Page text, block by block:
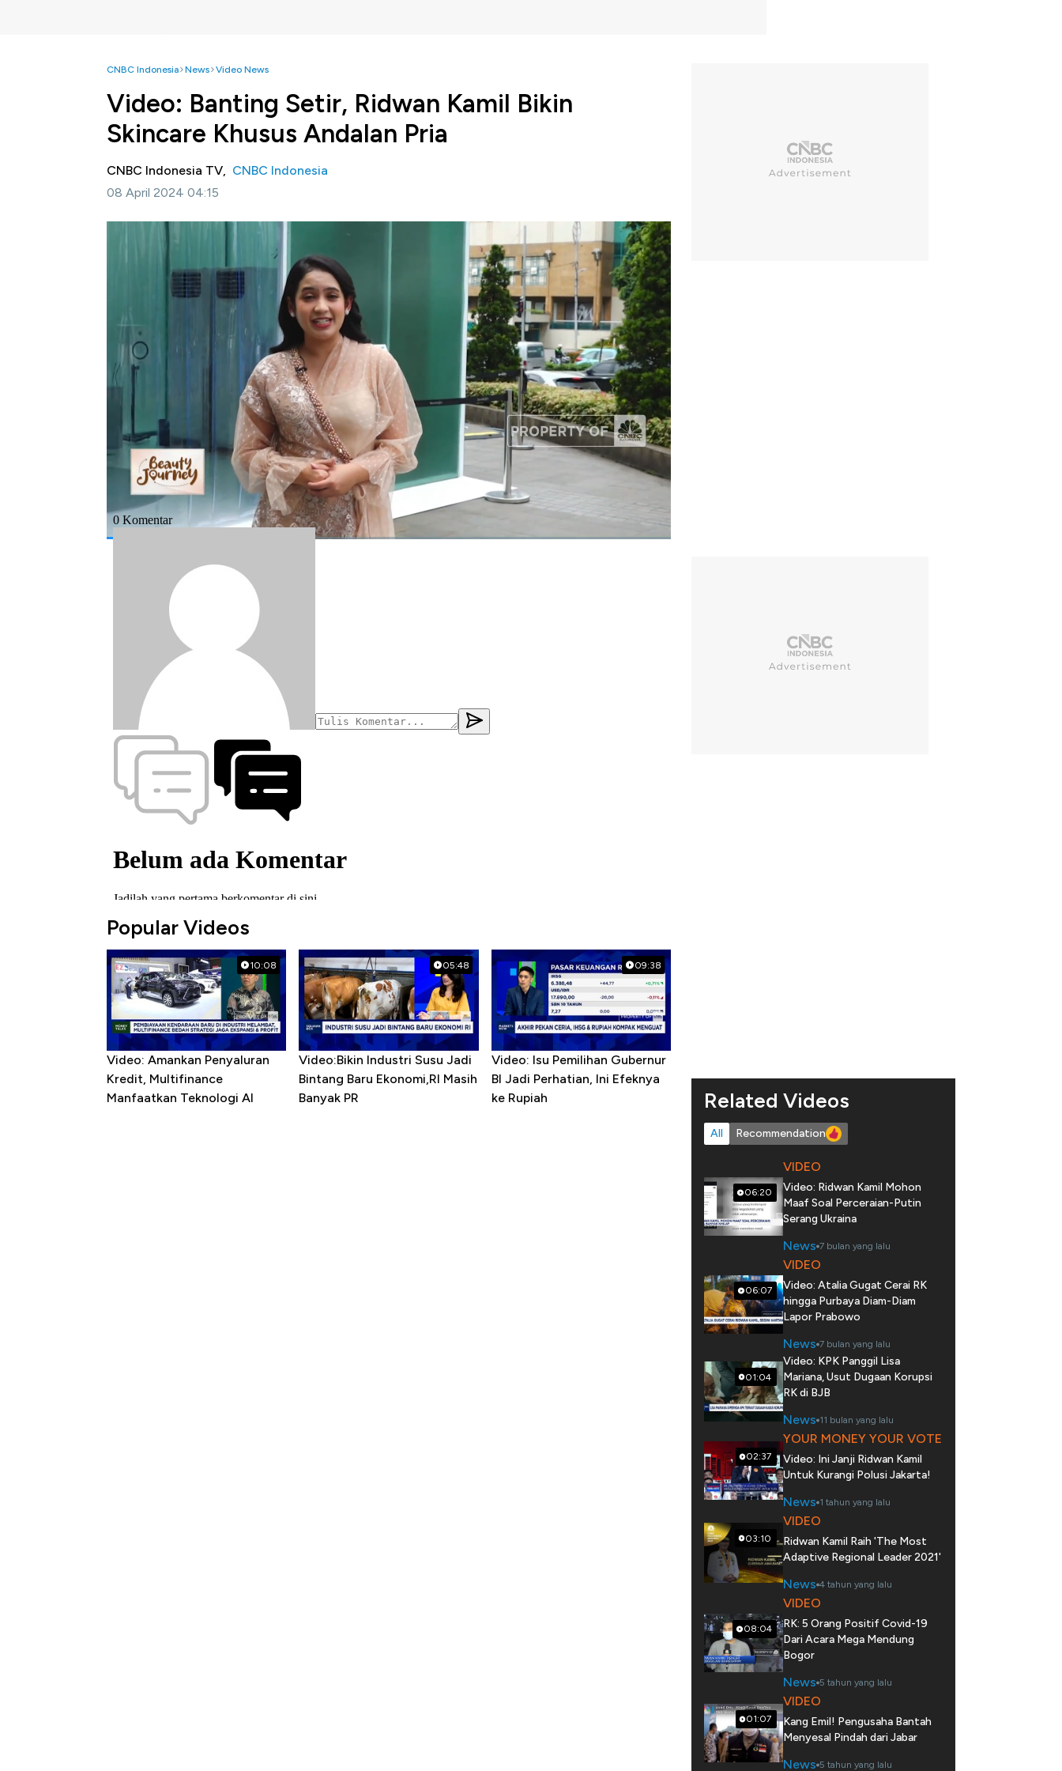
CNBC Indonesia News Video News
Video: Banting Setir, Ridwan Kamil Bikin
Skincare Khusus Andalan Pria
CNBC Indonesia TV, CNBC Indonesia
08 April 2024 04:15
Jakarta, CNBC Indonesia-Sempat heboh muncul di baliho bertuliskan OTW Jakarta, Mantan
Gubernur Jawa Barat, Ridwan Kamil akhirnya benar-benar muncul di Ibu Kota. Tapi bukan untuk ikut
Pilkada, melainkan launching skin care khusus pria. Apa yang membuat skin care milik RK berbeda? apa
pula formula andalannya?
Simak informasi selengkapnya dalam program Big Stories di CNBC Indonesia, Kamis (04/04/2024).
Bagikan:
#ridwan kamil #skincare #pria
Popular Videos
10:08
Video: Amankan Penyaluran
Kredit, Multifinance
Manfaatkan Teknologi AI
05:48
Video:Bikin Industri Susu Jadi
Bintang Baru Ekonomi,RI Masih
Banyak PR
09:38
Video: Isu Pemilihan Gubernur
BI Jadi Perhatian, Ini Efeknya
ke Rupiah
Related Videos
All Recommendation
06:20
VIDEO
Video: Ridwan Kamil Mohon
Maaf Soal Perceraian-Putin
Serang Ukraina
News 7 bulan yang lalu
06:07
VIDEO
Video: Atalia Gugat Cerai RK
hingga Purbaya Diam-Diam
Lapor Prabowo
News 7 bulan yang lalu
01:04
Video: KPK Panggil Lisa
Mariana, Usut Dugaan Korupsi
RK di BJB
News 11 bulan yang lalu
02:37
YOUR MONEY YOUR VOTE
Video: Ini Janji Ridwan Kamil
Untuk Kurangi Polusi Jakarta!
News 1 tahun yang lalu
03:10
VIDEO
Ridwan Kamil Raih 'The Most
Adaptive Regional Leader 2021'
News 4 tahun yang lalu
08:04
VIDEO
RK: 5 Orang Positif Covid-19
Dari Acara Mega Mendung
Bogor
News 5 tahun yang lalu
01:07
VIDEO
Kang Emil! Pengusaha Bantah
Menyesal Pindah dari Jabar
News 5 tahun yang lalu